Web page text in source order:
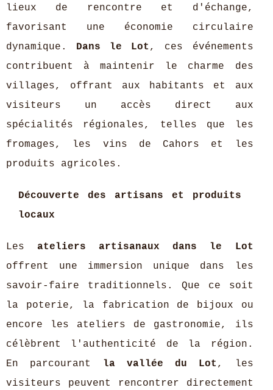
lieux de rencontre et d'échange,
favorisant une économie circulaire
dynamique. Dans le Lot , ces événements
contribuent à maintenir le charme des
villages, offrant aux habitants et aux
visiteurs un accès direct aux
spécialités régionales, telles que les
fromages, les vins de Cahors et les
produits agricoles.
Découverte des artisans et produits
locaux
Lesateliers artisanaux dans le Lot
offrent une immersion unique dans les
savoir-faire traditionnels. Que ce soit
la poterie, la fabrication de bijoux ou
encore les ateliers de gastronomie, ils
célèbrent l'authenticité de la région.
En parcourant la vallée du Lot , les
visiteurs peuvent rencontrer directement